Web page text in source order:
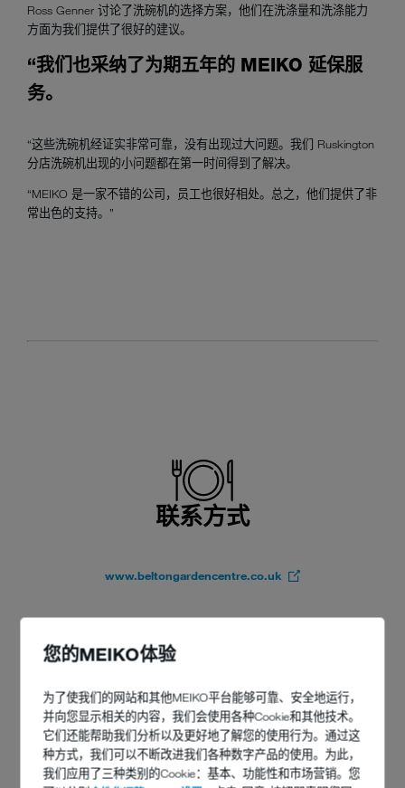
您的MEIKO体验
为了使我们的网站和其他MEIKO平台能够可靠、安全地运行，
并向您显示相关的内容，我们会使用各种Cookie和其他技术。
它们还能帮助我们分析以及更好地了解您的使用行为。通过这
种方式，我们可以不断改进我们各种数字产品的使用。为此，
我们应用了三种类别的Cookie：基本、功能性和市场营销。您
Ross Genner 讨论了洗碗机的选择方案，他们在洗涤量和洗涤能力
方面为我们提供了很好的建议。
“我们也采纳了为期五年的 MEIKO 延保服
务。
“这些洗碗机经证实非常可靠，没有出现过大问题。我们 Ruskington
分店洗碗机出现的小问题都在第一时间得到了解决。
“MEIKO 是一家不错的公司，员工也很好相处。总之，他们提供了非
常出色的支持。”
联系方式
www.beltongardencentre.co.uk